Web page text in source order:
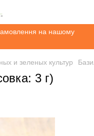
на нашому
и зеленых культур
3 г)